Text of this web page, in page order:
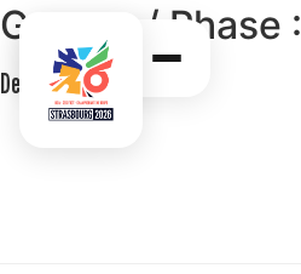
Groupe / Phase :
Demi-finale 2